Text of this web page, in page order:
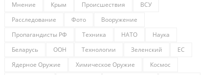
Мнение
Крым Происшествия
ВСУ
Расследование
Фото
Вооружение
Пропагандисты РФ
Техника НАТО
Наука
Беларусь
ООН Технологии Зеленский
ЕС
Ядерное Оружие
Химическое Оружие Космос